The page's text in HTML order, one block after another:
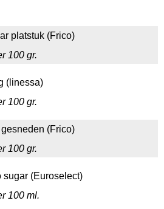
platstuk (Frico)
100 gr.
(linessa)
100 gr.
(Frico)
100 gr.
sugar (Euroselect)
100 ml.